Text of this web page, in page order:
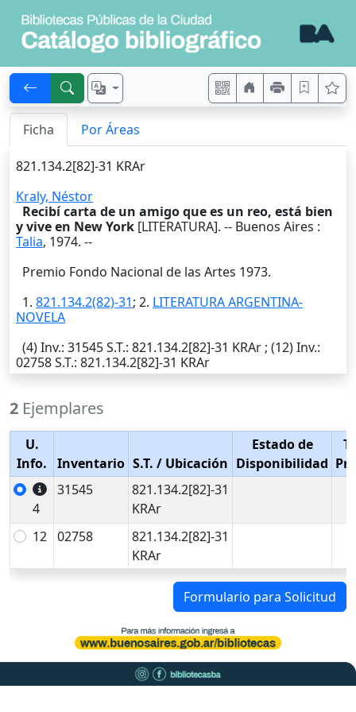
Ficha Por Áreas
821.134.2[82]-31 KRAr
Kraly, Néstor
Recibí carta de un amigo que es un reo, está bien
y vive en New York [LITERATURA]. -- Buenos Aires :
Talia, 1974. --
Premio Fondo Nacional de las Artes 1973.
1. 821.134.2(82)-31; 2. LITERATURA ARGENTINA-
NOVELA
(4)Inv.: 31545S.T.: 821.134.2[82]-31 KRAr ; (12)Inv.:
02758S.T.: 821.134.2[82]-31 KRAr
2 Ejemplares
U.
Info.
Inventario S.T. / Ubicación
Estado de
Disponibilidad
4
31545
821.134.2[82]-31
KRAr
12 02758
821.134.2[82]-31
KRAr
Formulario para Solicitud